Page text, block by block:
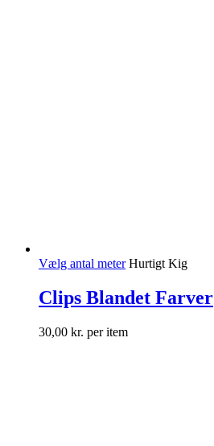
Vælg antal meter Hurtigt Kig
Clips Blandet Farver
30,00 kr. per item